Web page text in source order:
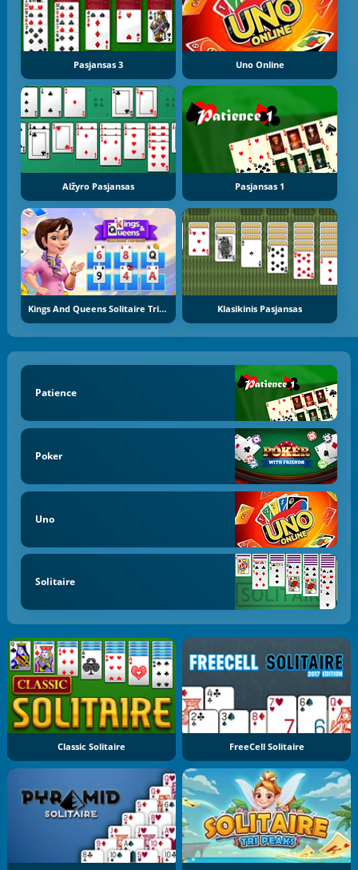
Pasjansas 3 Uno Online
Alžyro Pasjansas Pasjansas 1
Kings And Queens Solitaire Tripeaks Klasikinis Pasjansas
Patience
Poker
Uno
Solitaire
Classic Solitaire FreeCell Solitaire